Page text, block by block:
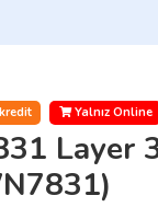
Yalnız Online
Layer